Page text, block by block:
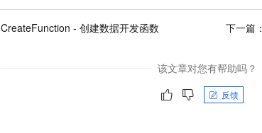
CreateFunction - 创建数据开发函数 下一篇：
该文章对您有帮助吗？
反馈